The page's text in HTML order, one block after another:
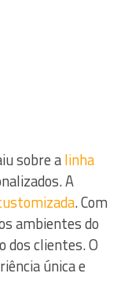
sobre alinha
A
. Com
ambientes do
clientes. O
única e